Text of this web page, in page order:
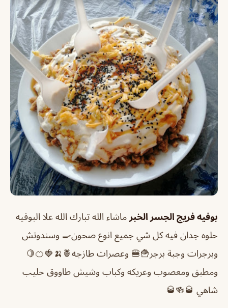
بوفيه فريج الجسر الخبر ماشاء الله تبارك الله علا البوفيه
حلوه جدان فيه كل شي جميع انوع صحون🍳 وسندوتش
وبرجرات وجبة برجر🍟🍔 وعصرات طازجه🍍🍌🍓🍊🍋
ومطبق ومعصوب وعريكه وكباب وشيش طاووق حليب
شاهي 🥃🍻🥃